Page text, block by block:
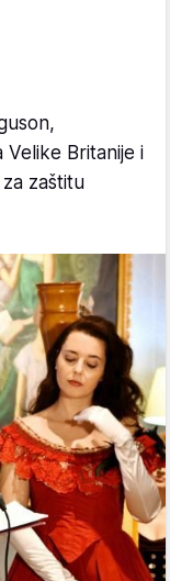
Velike Britanije i
zaštitu